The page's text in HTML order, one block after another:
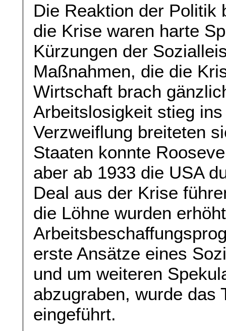
Die Reaktion der Politik
die Krise waren harte
Kürzungen der
Maßnahmen, die die
Wirtschaft brach
Arbeitslosigkeit stieg
Verzweiflung breiteten
Staaten konnte
aber ab 1933 die USA
Deal aus der Krise
die Löhne wurden
erste Ansätze eines
und um weiteren
abzugraben, wurde das
eingeführt.